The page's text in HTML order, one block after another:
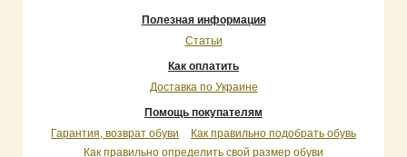
Полезная информация
Статьи
Как оплатить
Доставка по Украине
Помощь покупателям
Гарантия, возврат обуви
Как правильно подобрать обувь
Как правильно определить свой размер обуви